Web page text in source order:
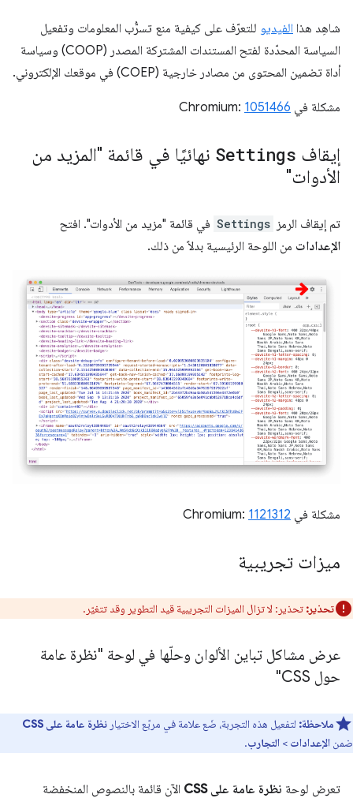
شاهِد هذا الفيديو للتعرّف على كيفية منع تسرُّب المعلومات وتفعيل
السياسة المحدّدة لفتح المستندات المشتركة المصدر (COOP) وسياسة
أداة تضمين المحتوى من مصادر خارجية (COEP) في موقعك الإلكتروني.
مشكلة في Chromium: 1051466
إيقاف Settings نهائيًا في قائمة "المزيد من
الأدوات"
تم إيقاف الرمز Settings في قائمة "مزيد من الأدوات". افتح
الإعدادات من اللوحة الرئيسية بدلاً من ذلك.
مشكلة في Chromium: 1121312
ميزات تجريبية
تحذير: تحذير: لا تزال الميزات التجريبية قيد التطوير وقد تتغيّر.
عرض مشاكل تباين الألوان وحلّها في لوحة "نظرة عامة
حول CSS"
ملاحظة: لتفعيل هذه التجربة، ضَع علامة في مربّع الاختيار نظرة عامة على CSS
ضمن الإعدادات > التجارب.
تعرض لوحة نظرة عامة على CSS
الآن قائمة بالنصوص المنخفضة